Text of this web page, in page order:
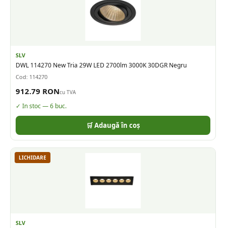
SLV
DWL 114270 New Tria 29W LED 2700lm 3000K 30DGR Negru
Cod: 114270
912.79 RONcu TVA
✓ In stoc —6 buc.
🛒 Adaugă în coș
LICHIDARE
SLV